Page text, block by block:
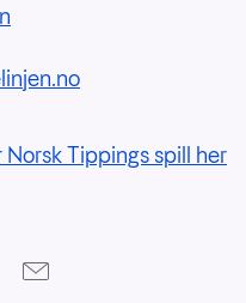
Tippings spill her